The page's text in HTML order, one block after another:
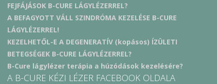
FEJFÁJÁSOK B-CURE LÁGYLÉZERREL?
A BEFAGYOTT VÁLL SZINDRÓMA KEZELÉSE B-CURE
LÁGYLÉZERREL!
KEZELHETŐL-E A DEGENERATÍV (kopásos) ÍZÜLETI
BETEGSÉGEK B-CURE LÁGYLÉZERREL?
B-Cure lágylézer terápia a húzódások kezelésére?
A B-CURE KÉZI LÉZER FACEBOOK OLDALA